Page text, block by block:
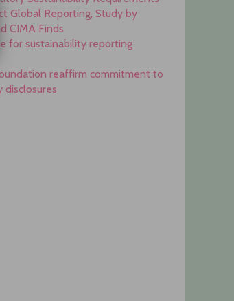
Global Reporting, Study by
CIMA Finds
for sustainability reporting
reaffirm commitment to
disclosures